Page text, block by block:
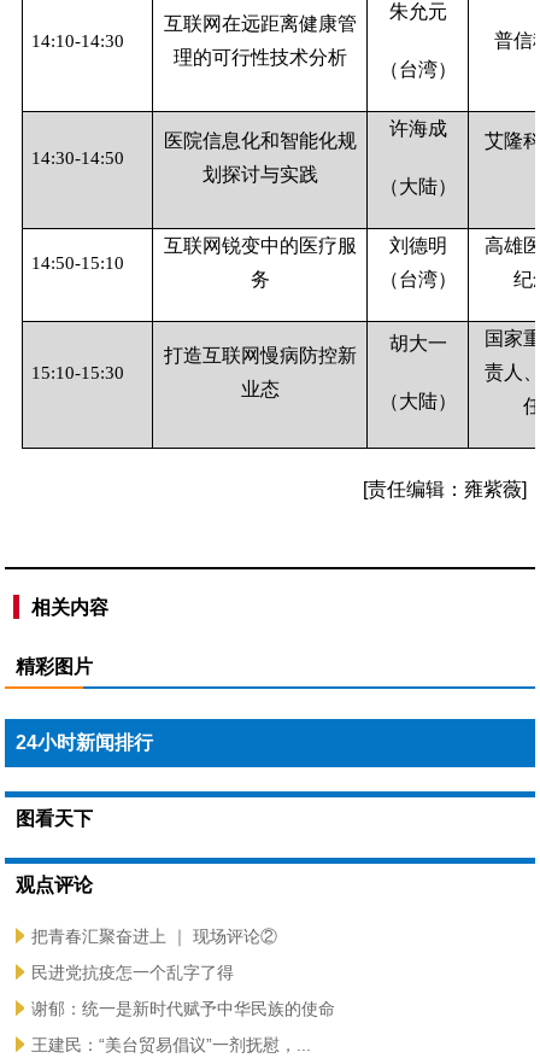
14:10-14:30
互联网在远距离健康管
理的可行性技术分析
朱允元
（台湾）
普信
14:30-14:50
医院信息化和智能化规
划探讨与实践
许海成
（大陆）
艾隆
14:50-15:10
互联网锐变中的医疗服
务
刘德明
（台湾）
高雄
纪
15:10-15:30
打造互联网慢病防控新
业态
胡大一
（大陆）
国家
责人
[责任编辑：雍紫薇]
相关内容
精彩图片
24小时新闻排行
图看天下
观点评论
把青春汇聚奋进上 ｜ 现场评论②
民进党抗疫怎一个乱字了得
谢郁：统一是新时代赋予中华民族的使命
王建民：“美台贸易倡议”一剂抚慰，...